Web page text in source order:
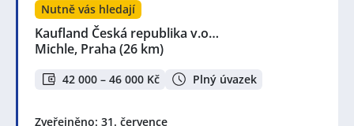
Nutně vás hledají
Kaufland Česká republika v.o…
Michle, Praha (26 km)
42 000 – 46 000 Kč Plný úvazek
Zveřejněno: 31. července